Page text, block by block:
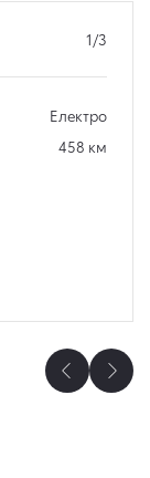
1/3
Електро
458 км